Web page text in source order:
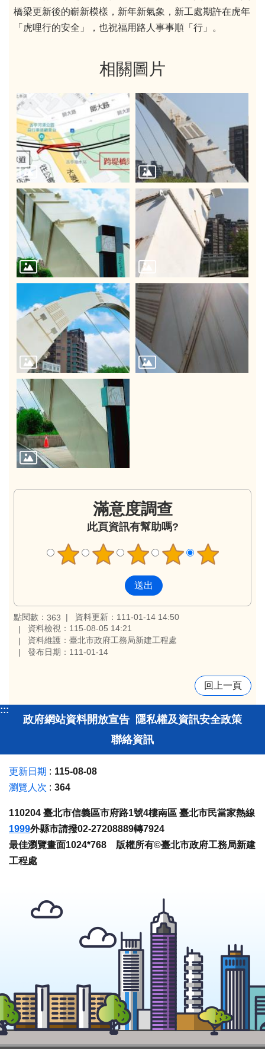
橋梁更新後的嶄新模樣，新年新氣象，新工處期許在虎年
「虎哩行的安全」，也祝福用路人事事順「行」。
相關圖片
滿意度調查
此頁資訊有幫助嗎?
點閱數： 363
資料更新：111-01-14 14:50
資料檢視：115-08-05 14:21
資料維護：臺北市政府工務局新建工程處
發布日期：111-01-14
回上一頁
:::
政府網站資料開放宣告 隱私權及資訊安全政策
聯絡資訊
更新日期
115-08-08
瀏覽人次
364
110204 臺北市信義區市府路1號4樓南區 臺北市民當家熱線
1999外縣市請撥02-27208889轉7924
最佳瀏覽畫面1024*768 版權所有©臺北市政府工務局新建
工程處